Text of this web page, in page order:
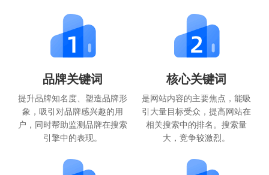
品牌关键词
提升品牌知名度、塑造品牌形
象，吸引对品牌感兴趣的用
户，同时帮助监测品牌在搜索
引擎中的表现。
核心关键词
是网站内容的主要焦点，能吸
引大量目标受众，提高网站在
相关搜索中的排名。搜索量
大，竞争较激烈。